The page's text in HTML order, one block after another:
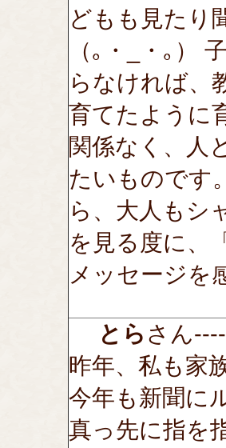
どもも見たり
（｡・_・｡）
らなければ、
育てたように
関係なく、人
たいものです
ら、大人もシ
を見る度に、
メッセージを
とら さん
昨年、私も家
今年も新聞に
真っ先に指を